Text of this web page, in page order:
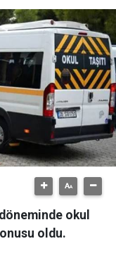
okul
oldu.